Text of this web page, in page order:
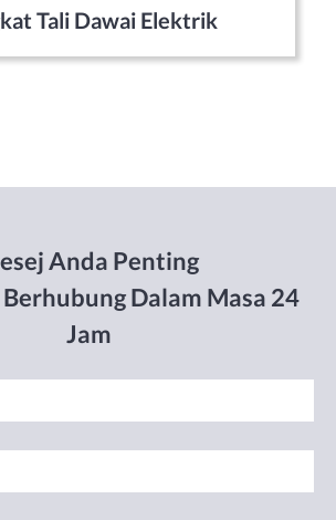
Tali Dawai Elektrik
Anda Penting
Dalam Masa 24
Jam